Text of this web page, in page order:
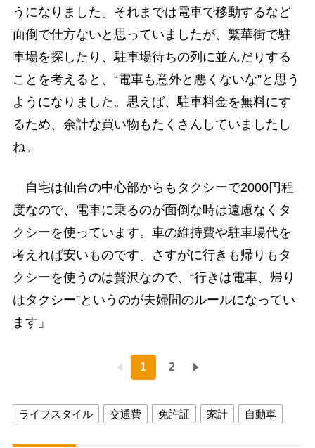
うになりました。それまでは電車で移動するなど
面倒で仕方ないと思っていましたが、繁華街で駐
車場を探したり、駐車場待ちの列に並んだりする
ことを考えると、“電車も意外と悪くないな”と思う
ようになりました。思えば、駐車料金を無料にす
るため、余計な買い物もたくさんしていましたし
ね。
自宅は仙台の中心部からもタクシーで2000円程
度なので、電車に乗るのが面倒な時は遠慮なくタ
クシーを使っています。車の維持費や駐車場代を
考えれば安いものです。さすがに行きも帰りもタ
クシーを使うのは贅沢なので、“行きは電車、帰り
はタクシー”というのが夫婦間のルールになってい
ます」
1 2
ライフスタイル 交通費 免許証 家計 自動車